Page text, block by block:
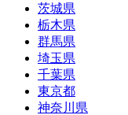
茨城県
栃木県
群馬県
埼玉県
千葉県
東京都
神奈川県